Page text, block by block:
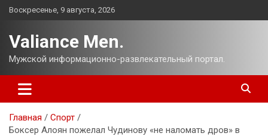
Перейти
Воскресенье, 9 августа, 2026
Valiance Men.
Мужской информационно-развлекательный портал.
Главная
Спорт
Боксер Алоян пожелал Чудинову «не наломать дров» в